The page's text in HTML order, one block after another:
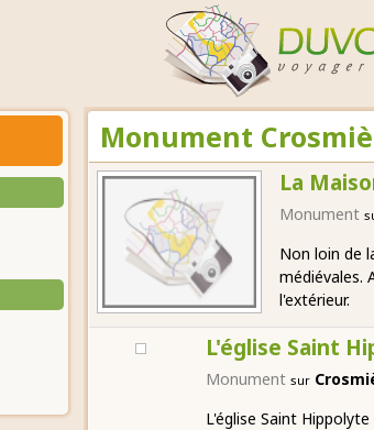
Monument
La
Monument
Non loin de
médiévales.
l'extérieur.
L'église Saint
Monument sur
L'église Saint